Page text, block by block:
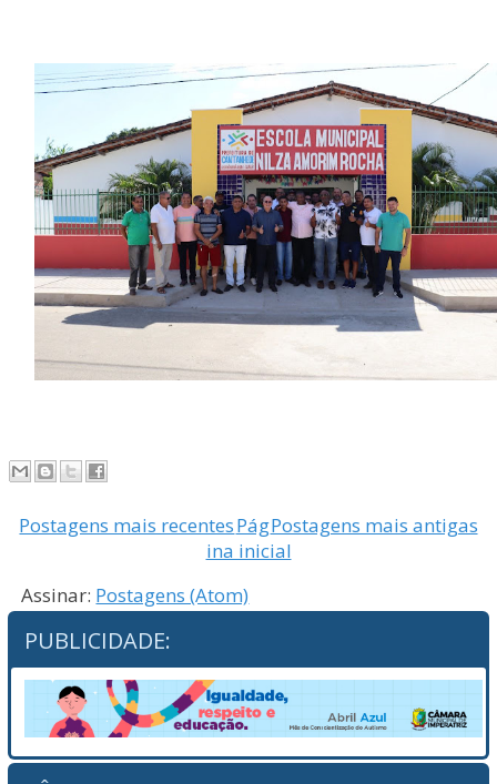
Postagens mais recentes Postagens mais antigas
Pág
ina inicial
Assinar: Postagens (Atom)
PUBLICIDADE: